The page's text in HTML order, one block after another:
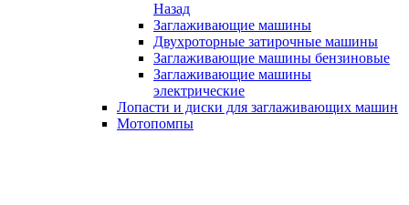
Назад
Заглаживающие машины
Двухроторные затирочные машины
Заглаживающие машины бензиновые
Заглаживающие машины
электрические
Лопасти и диски для заглаживающих машин
Мотопомпы